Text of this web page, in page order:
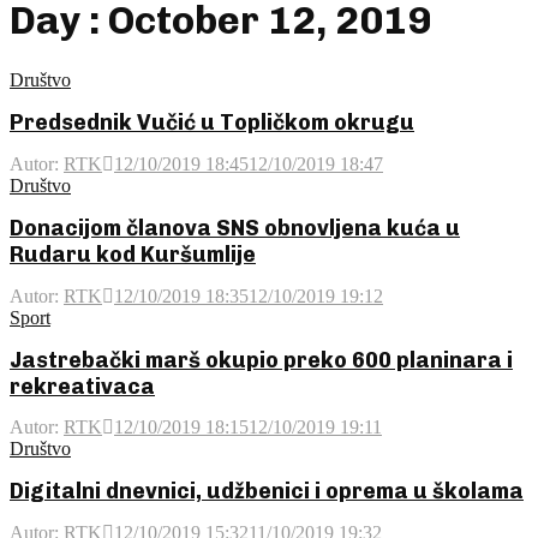
Day : October 12, 2019
Društvo
Predsednik Vučić u Topličkom okrugu
Autor: RTK 12/10/2019 18:4512/10/2019 18:47
Društvo
Donacijom članova SNS obnovljena kuća u
Rudaru kod Kuršumlije
Autor: RTK 12/10/2019 18:3512/10/2019 19:12
Sport
Jastrebački marš okupio preko 600 planinara i
rekreativaca
Autor: RTK 12/10/2019 18:1512/10/2019 19:11
Društvo
Digitalni dnevnici, udžbenici i oprema u školama
Autor: RTK 12/10/2019 15:3211/10/2019 19:32